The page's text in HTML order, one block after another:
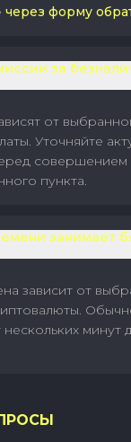
через форму
за
от
Уточняйте
совершением
пункта.
занимает
зависит от
нескольких минут